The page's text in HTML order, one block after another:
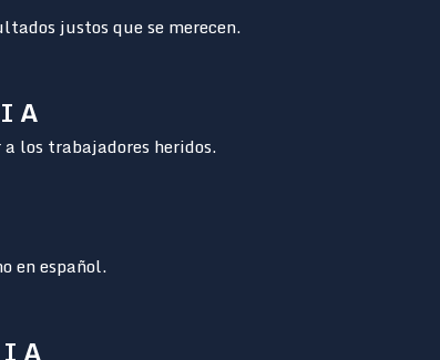
justos que se merecen.
los trabajadores heridos.
en español.